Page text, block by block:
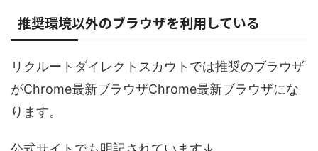
推奨環境以外のブラウザを利用している
リクルートダイレクトスカウトでは推奨のブラウザ
がChrome最新ブラウザChrome最新ブラウザにな
ります。